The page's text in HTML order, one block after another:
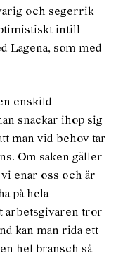
och segerrik
intill
Lagena, som med
enskild
snackar ihop sig
man vid behov tar
Om saken gäller
vi enar oss och är
på hela
arbetsgivaren tror
kan man rida ett
hel bransch så